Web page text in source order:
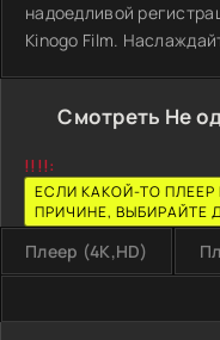
надоедливой
Kinogo Film.
Смотреть Не
!!!!:
ЕСЛИ КАКОЙ-ТО
ПРИЧИНЕ, ВЫБИРАЙТЕ
Плеер (4K,HD)